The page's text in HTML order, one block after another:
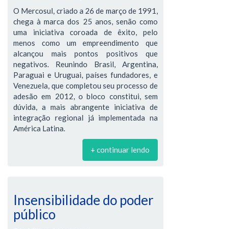
O Mercosul, criado a 26 de março de 1991,
chega à marca dos 25 anos, senão como
uma iniciativa coroada de êxito, pelo
menos como um empreendimento que
alcançou mais pontos positivos que
negativos. Reunindo Brasil, Argentina,
Paraguai e Uruguai, países fundadores, e
Venezuela, que completou seu processo de
adesão em 2012, o bloco constitui, sem
dúvida, a mais abrangente iniciativa de
integração regional já implementada na
América Latina.
+ continuar lendo
Insensibilidade do poder
público